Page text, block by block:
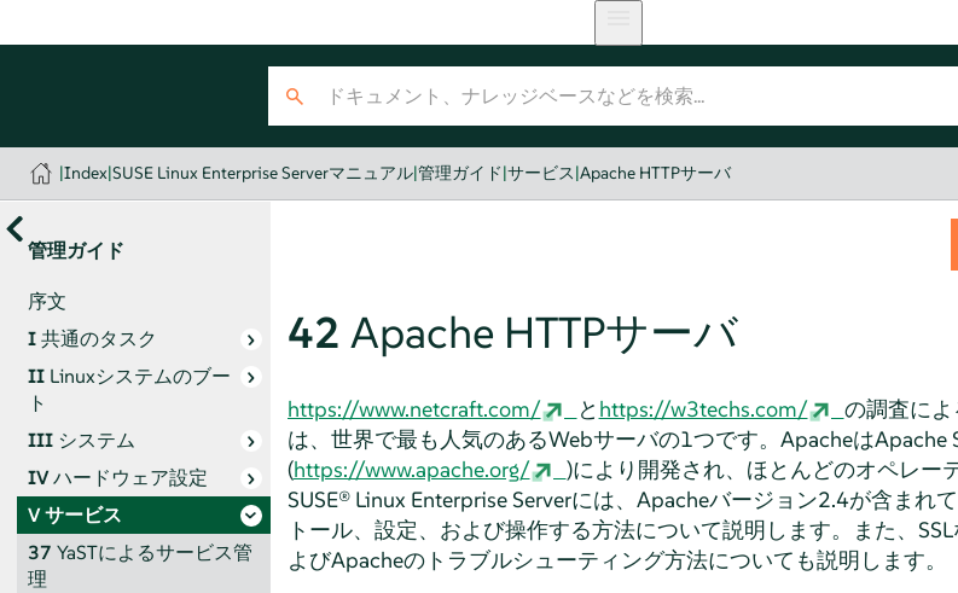
|Index|SUSE Linux Enterprise Serverマニュアル|管理ガイド|サービス|Apache HTTPサーバ
管理ガイド
序文
I共通のタスク
II Linuxシステムのブー
ト
III システム
IVハードウェア設定
Vサービス
37 YaSTによるサービス管
理
42 Apache HTTPサーバ
https://www.netcraft.com/ と https://w3techs.com/
の調査によ
は、世界で最も人気のあるWebサーバの1つです。ApacheはApache
(https://www.apache.org/
)により開発され、ほとんどのオペレー
SUSE® Linux Enterprise Serverには、Apacheバージョン2.4が含まれ
トール、設定、および操作する方法について説明します。また、
よびApacheのトラブルシューティング方法についても説明します。